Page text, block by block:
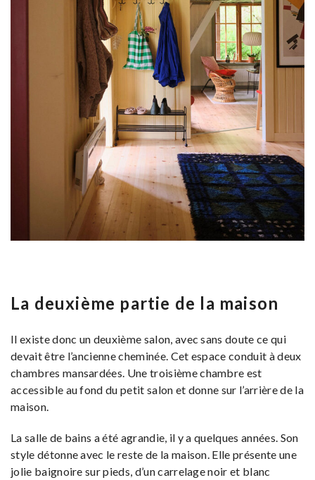
La deuxième partie de la maison
Il existe donc un deuxième salon, avec sans doute ce qui
devait être l’ancienne cheminée. Cet espace conduit à deux
chambres mansardées. Une troisième chambre est
accessible au fond du petit salon et donne sur l’arrière de la
maison.
La salle de bains a été agrandie, il y a quelques années. Son
style détonne avec le reste de la maison. Elle présente une
jolie baignoire sur pieds, d’un carrelage noir et blanc